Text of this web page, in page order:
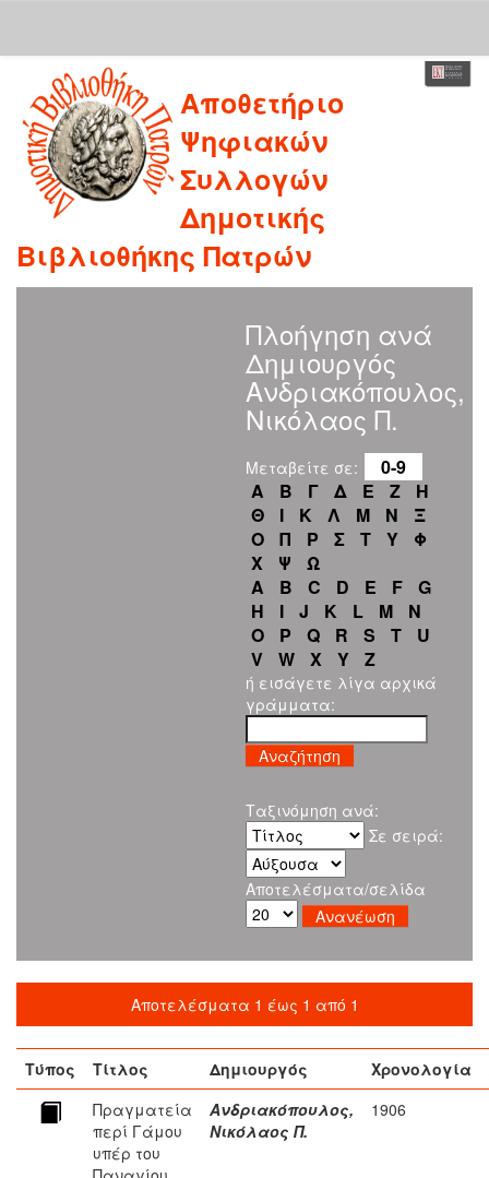
navigation
Αποθετήριο
Ψηφιακών
Συλλογών
Δημοτικής
Βιβλιοθήκης Πατρών
Πλοήγηση ανά
Δημιουργός
Ανδριακόπουλος,
Νικόλαος Π.
Μεταβείτε σε:
0-9
Α
Β Γ Δ Ε Ζ
Η
Θ
Ι Κ Λ Μ Ν
Ξ
Ο
Π Ρ Σ Τ Υ
Φ
Χ
Ψ
Ω
A
B C D E F
G
H
I J K L M
N
O
P Q R S T
U
V
W X Y Z
ή εισάγετε λίγα αρχικά
γράμματα:
Ταξινόμηση ανά:
Σε σειρά:
Αποτελέσματα/σελίδα
Αποτελέσματα 1 έως 1 από 1
Τύπος Τίτλος Δημιουργός
Χρονολογία
Πραγματεία
περί Γάμου
υπέρ του
Ανδριακόπουλος,
Νικόλαος Π.
1906